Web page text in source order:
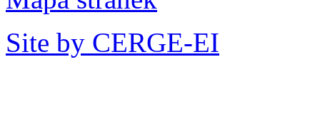
Site by CERGE-EI